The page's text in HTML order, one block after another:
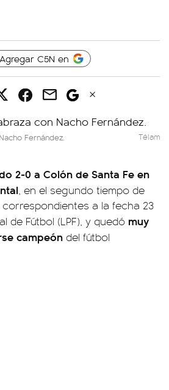
Agregar C5N en
Fernández. Télam
2-0 a Colón de Santa Fe en
, en el segundo tiempo de
a la fecha 23
de Fútbol (LPF), y quedó muy
campeón del fútbol